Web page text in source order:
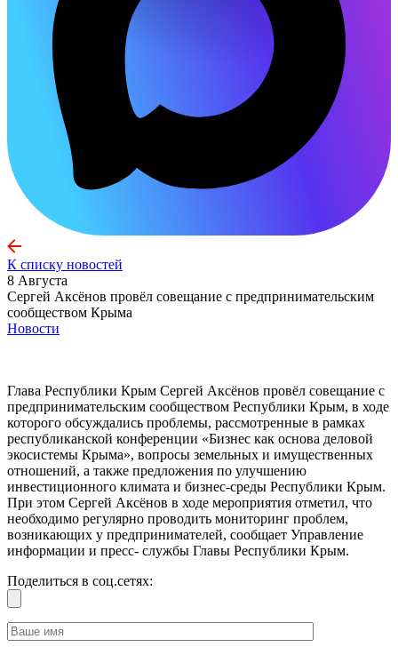
К списку новостей
8 Августа
Сергей Аксёнов провёл совещание с предпринимательским
сообществом Крыма
Новости
Глава Республики Крым Сергей Аксёнов провёл совещание с
предпринимательским сообществом Республики Крым, в ходе
которого обсуждались проблемы, рассмотренные в рамках
республиканской конференции «Бизнес как основа деловой
экосистемы Крыма», вопросы земельных и имущественных
отношений, а также предложения по улучшению
инвестиционного климата и бизнес-среды Республики Крым.
При этом Сергей Аксёнов в ходе мероприятия отметил, что
необходимо регулярно проводить мониторинг проблем,
возникающих у предпринимателей, сообщает Управление
информации и пресс- службы Главы Республики Крым.
Поделиться в соц.сетях: